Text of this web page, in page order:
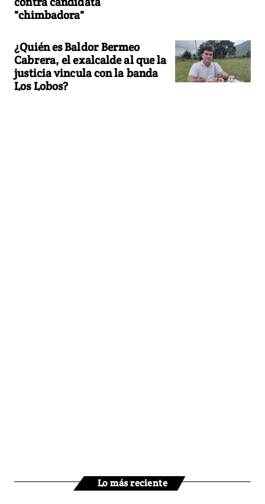
"chimbadora"
¿Quién es Baldor Bermeo
Cabrera, el exalcalde al que la
justicia vincula con la banda
Los Lobos?
Lo más reciente